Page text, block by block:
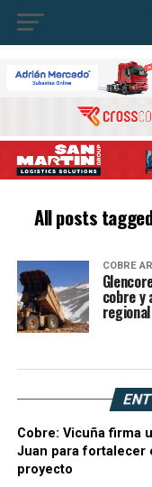
All posts
COBRE
cobre y
regional
Cobre: Vicuña firma
Juan para fortalecer
proyecto